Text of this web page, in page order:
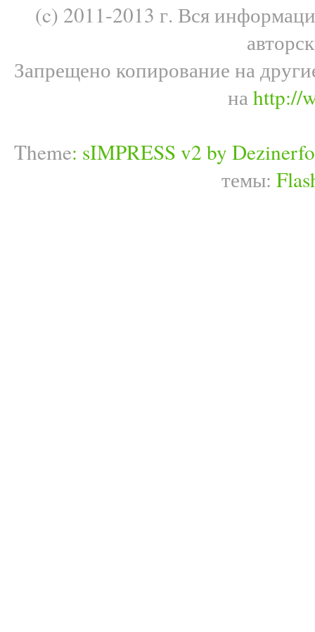
(c) 2011-2013 г. Вся
Запрещено копирование на
наhttp://
Theme: sIMPRESS v2 by
темы: